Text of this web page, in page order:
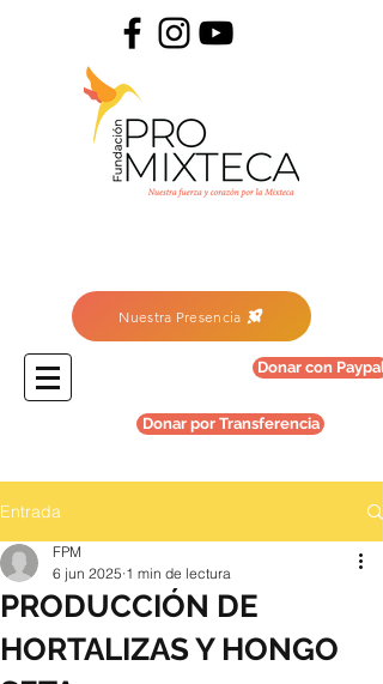
Nuestra Presencia
Donar con Paypal
Donar por Transferencia
Entrada
PRODUCCIÓN DE
HORTALIZAS Y HONGO
FPM
6 jun 2025 1 min de lectura